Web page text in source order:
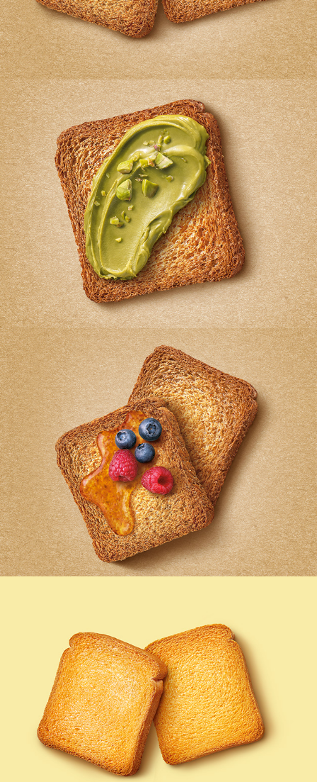
MULINO BIANCO FETTE INTEGRALI
MULINO BIANCO FETTE INTEGRALI
MULINO BIANCO FETTE INTEGRALI